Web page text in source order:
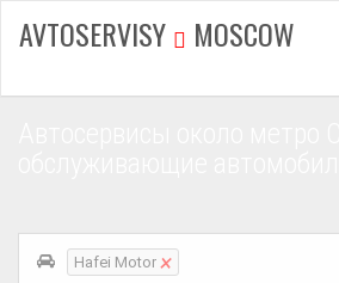
AVTOSERVISY MOSCOW
Hafei Motor ×